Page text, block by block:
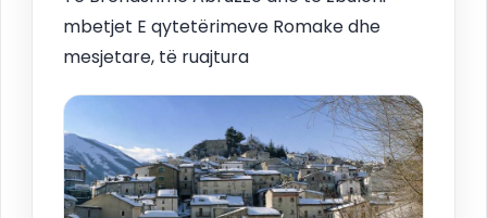
mbetjet E qytetërimeve Romake dhe
mesjetare, të ruajtura